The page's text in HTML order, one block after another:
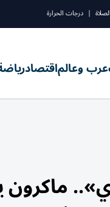
| درجات الحرارة
عرب وعالماقتصاد